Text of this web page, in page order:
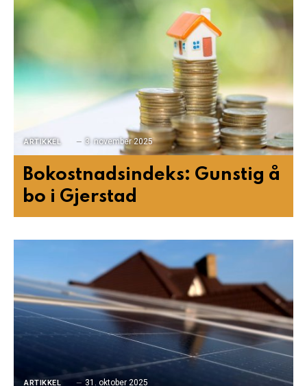
ARTIKKEL 3. november 2025
Bokostnadsindeks: Gunstig å
bo i Gjerstad
ARTIKKEL 31. oktober 2025